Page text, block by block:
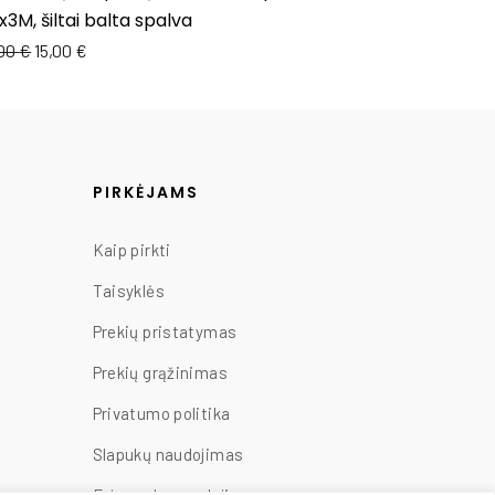
šiltai balta spalva
€15,00 €
PIRKĖJAMS
Kaip pirkti
Taisyklės
Prekių pristatymas
Prekių grąžinimas
Privatumo politika
Slapukų naudojimas